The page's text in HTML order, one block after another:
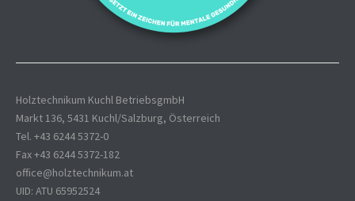
Holztechnikum Kuchl BetriebsgmbH
Markt 136, 5431 Kuchl/Salzburg, Österreich
Tel. +43 6244 5372-0
Fax +43 6244 5372-182
office@holztechnikum.at
UID: ATU 65952524